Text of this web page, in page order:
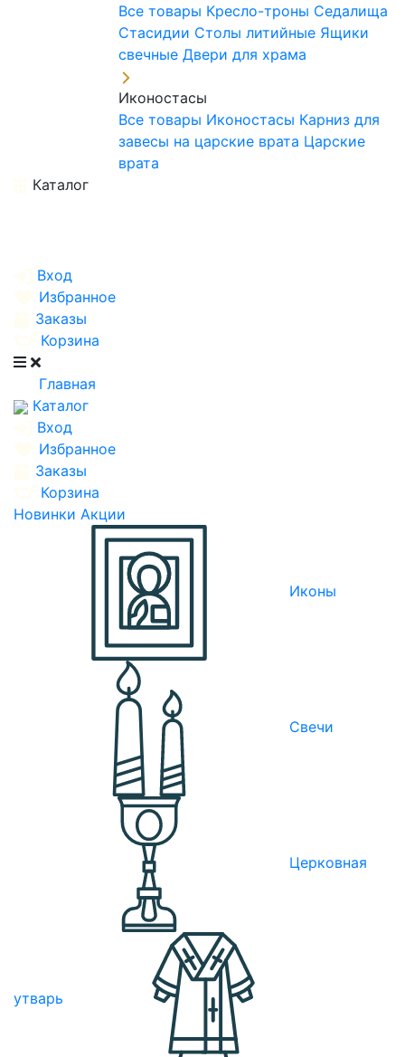
Все товары Кресло-троны Седалища
Стасидии Столы литийные Ящики
свечные Двери для храма
Иконостасы
Все товары Иконостасы Карниз для
завесы на царские врата Царские
врата
Каталог
Вход
Избранное
Заказы
Корзина
Главная
Каталог
Вход
Избранное
Заказы
Корзина
Новинки Акции
Иконы
Свечи
Церковная
утварь